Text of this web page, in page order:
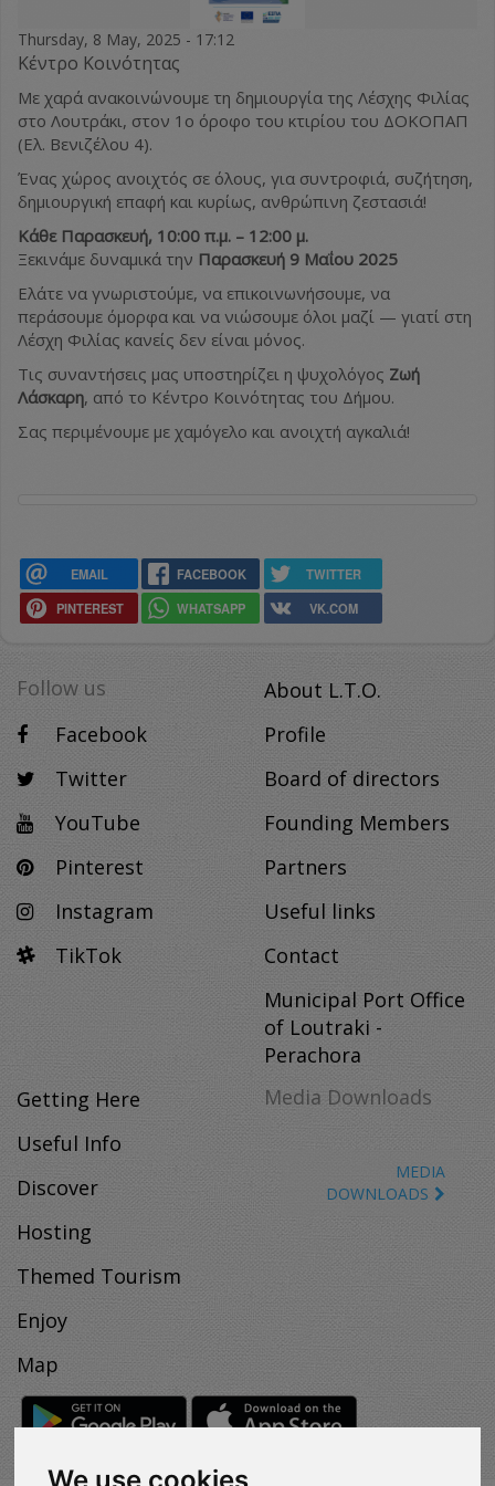
Thursday, 8 May, 2025 - 17:12
Κέντρο Κοινότητας
Με χαρά ανακοινώνουμε τη δημιουργία της Λέσχης Φιλίας
στο Λουτράκι, στον 1ο όροφο του κτιρίου του ΔΟΚΟΠΑΠ
(Ελ. Βενιζέλου 4).
Ένας χώρος ανοιχτός σε όλους, για συντροφιά, συζήτηση,
δημιουργική επαφή και κυρίως, ανθρώπινη ζεστασιά!
Κάθε Παρασκευή, 10:00 π.μ. – 12:00 μ.
Ξεκινάμε δυναμικά την Παρασκευή 9 Μαΐου 2025
Ελάτε να γνωριστούμε, να επικοινωνήσουμε, να
περάσουμε όμορφα και να νιώσουμε όλοι μαζί — γιατί στη
Λέσχη Φιλίας κανείς δεν είναι μόνος.
Τις συναντήσεις μας υποστηρίζει η ψυχολόγος Ζωή
Λάσκαρη, από το Κέντρο Κοινότητας του Δήμου.
Σας περιμένουμε με χαμόγελο και ανοιχτή αγκαλιά!
EMAIL FACEBOOK
TWITTER
PINTEREST
WHATSAPP VK.COM
Follow us
Facebook
Twitter
YouTube
Pinterest
Instagram
TikTok
About L.T.O.
Profile
Board of directors
Founding Members
Partners
Useful links
Contact
Municipal Port Office
of Loutraki -
Perachora
Getting Here
Useful Info
Discover
Hosting
Themed Tourism
Enjoy
Map
Media Downloads
MEDIA
DOWNLOADS